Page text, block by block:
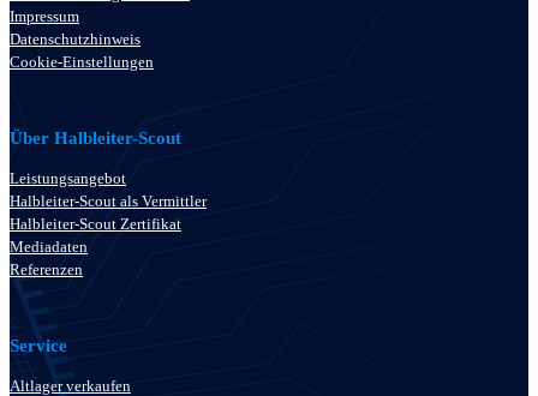
Impressum
Datenschutzhinweis
Cookie-Einstellungen
Über Halbleiter-Scout
Leistungsangebot
Halbleiter-Scout als Vermittler
Halbleiter-Scout Zertifikat
Mediadaten
Referenzen
Service
Altlager verkaufen